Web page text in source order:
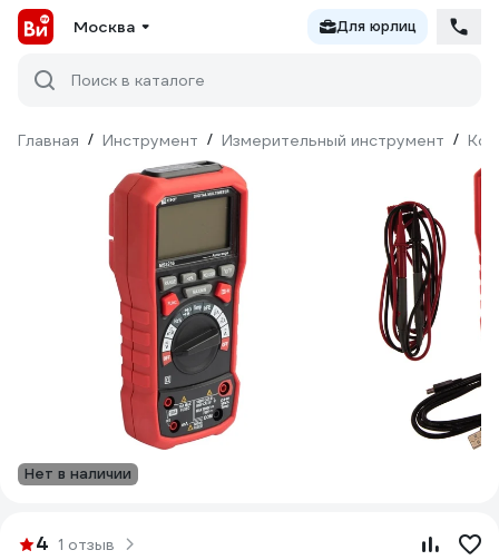
Москва Для юрлиц
Поиск в каталоге
Главная / Инструмент / Измерительный инструмент /
Нет в наличии
4 1 отзыв